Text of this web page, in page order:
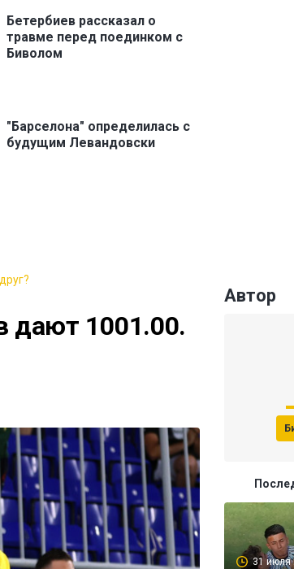
Бетербиев рассказал о
травме перед поединком с
Биволом
"Барселона" определилась с
будущим Левандовски
дают 1001.00.
Автор
31 июля